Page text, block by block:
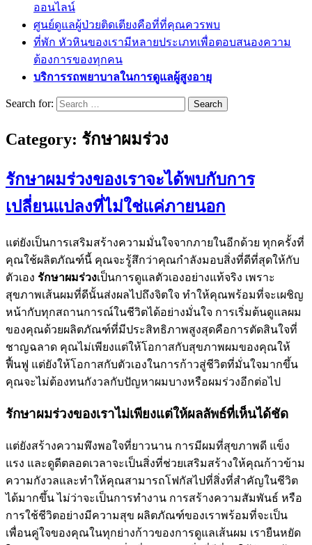
ออนไลน์
ศูนย์ดูแลผู้ป่วยติดเตียงคือที่ที่คุณควรพบ
ที่พัก หัวหินของเรามีหลายประเภทเพื่อตอบสนองความ
ต้องการของทุกคน
บริการรถพยาบาลในการดูแลผู้สูงอายุ
Search for:
Category: รักษาผมร่วง
รักษาผมร่วงของเราจะได้พบกับการ
เปลี่ยนแปลงที่ไม่ใช่แค่ภายนอก
แต่ยังเป็นการเสริมสร้างความมั่นใจจากภายในอีกด้วย ทุกครั้งที่
คุณใช้ผลิตภัณฑ์นี้ คุณจะรู้สึกว่าคุณกำลังมอบสิ่งที่ดีที่สุดให้กับ
ตัวเอง รักษาผมร่วงเป็นการดูแลตัวเองอย่างแท้จริง เพราะ
สุขภาพเส้นผมที่ดีนั้นส่งผลไปถึงจิตใจ ทำให้คุณพร้อมที่จะเผชิญ
หน้ากับทุกสถานการณ์ในชีวิตได้อย่างมั่นใจ การเริ่มต้นดูแลผม
ของคุณด้วยผลิตภัณฑ์ที่มีประสิทธิภาพสูงสุดคือการตัดสินใจที่
ชาญฉลาด คุณไม่เพียงแต่ให้โอกาสกับสุขภาพผมของคุณให้
ฟื้นฟู แต่ยังให้โอกาสกับตัวเองในการก้าวสู่ชีวิตที่มั่นใจมากขึ้น
คุณจะไม่ต้องทนกังวลกับปัญหาผมบางหรือผมร่วงอีกต่อไป
รักษาผมร่วงของเราไม่เพียงแต่ให้ผลลัพธ์ที่เห็นได้ชัด
แต่ยังสร้างความพึงพอใจที่ยาวนาน การมีผมที่สุขภาพดี แข็ง
แรง และดูดีตลอดเวลาจะเป็นสิ่งที่ช่วยเสริมสร้างให้คุณก้าวข้าม
ความกังวลและทำให้คุณสามารถโฟกัสไปที่สิ่งที่สำคัญในชีวิต
ได้มากขึ้น ไม่ว่าจะเป็นการทำงาน การสร้างความสัมพันธ์ หรือ
การใช้ชีวิตอย่างมีความสุข ผลิตภัณฑ์ของเราพร้อมที่จะเป็น
เพื่อนคู่ใจของคุณในทุกย่างก้าวของการดูแลเส้นผม เรายืนหยัด